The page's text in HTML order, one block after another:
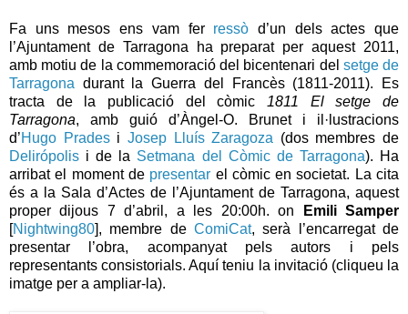
Fa uns mesos ens vam fer ressò d’un dels actes que
l’Ajuntament de Tarragona ha preparat per aquest 2011,
amb motiu de la commemoració del bicentenari del setge de
Tarragona durant la Guerra del Francès (1811-2011). Es
tracta de la publicació del còmic 1811 El setge de
Tarragona, amb guió d’Àngel-O. Brunet i il·lustracions
d’Hugo Pradesi Josep Lluís Zaragoza (dos membres de
Delirópolis i de la Setmana del Còmic de Tarragona). Ha
arribat el moment de presentar el còmic en societat. La cita
és a la Sala d’Actes de l’Ajuntament de Tarragona, aquest
proper dijous 7 d’abril, a les 20:00h. on
Emili Samper
[Nightwing80], membre de ComiCat, serà l’encarregat de
presentar l’obra, acompanyat pels autors i pels
representants consistorials. Aquí teniu la invitació (cliqueu la
imatge per a ampliar-la).